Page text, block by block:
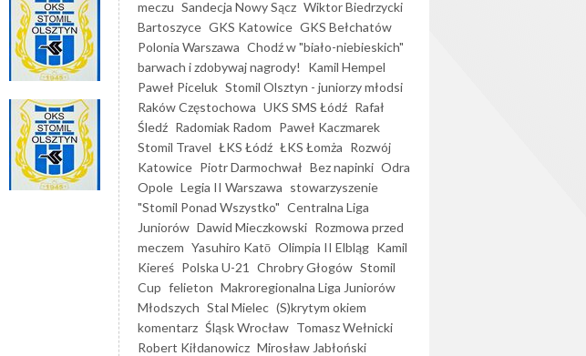
meczu Sandecja Nowy Sącz Wiktor Biedrzycki
Bartoszyce GKS Katowice GKS Bełchatów
Polonia Warszawa Chodź w "biało-niebieskich"
barwach i zdobywaj nagrody!
Kamil Hempel
Paweł Piceluk Stomil Olsztyn - juniorzy młodsi
Raków Częstochowa UKS SMS Łódź Rafał
Śledź Radomiak Radom Paweł Kaczmarek
Stomil Travel ŁKS Łódź ŁKS Łomża Rozwój
Katowice Piotr Darmochwał Bez napinki Odra
Opole Legia II Warszawa stowarzyszenie
"Stomil Ponad Wszystko" Centralna Liga
Juniorów Dawid Mieczkowski Rozmowa przed
meczem Yasuhiro Katō Olimpia II Elbląg Kamil
Kiereś Polska U-21 Chrobry Głogów Stomil
Cup felieton Makroregionalna Liga Juniorów
Młodszych Stal Mielec (S)krytym okiem
komentarz Śląsk Wrocław Tomasz Wełnicki
Robert Kiłdanowicz Mirosław Jabłoński